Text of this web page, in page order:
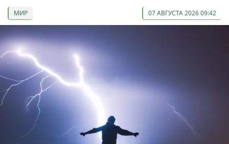
МИР 07 АВГУСТА 2026 09:42